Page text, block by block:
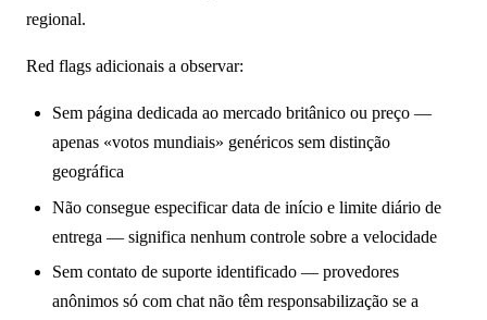
regional.
Red flags adicionais a observar:
Sem página dedicada ao mercado britânico ou preço —
apenas «votos mundiais» genéricos sem distinção
geográfica
Não consegue especificar data de início e limite diário de
entrega — significa nenhum controle sobre a velocidade
Sem contato de suporte identificado — provedores
anônimos só com chat não têm responsabilização se a